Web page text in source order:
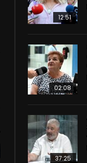
12:51
02:08
37:25